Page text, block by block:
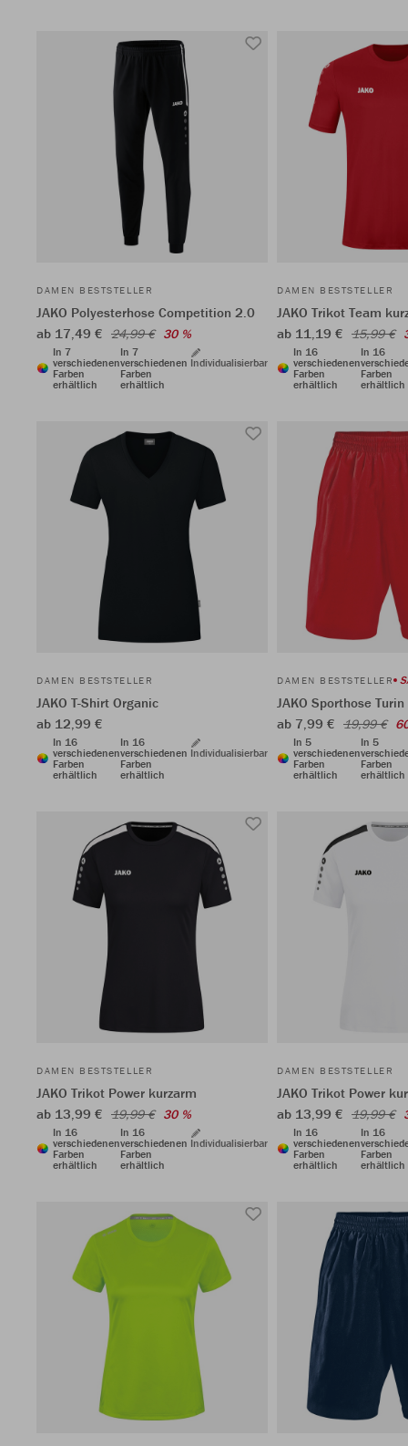
DAMEN BESTSTELLER
JAKO Polyesterhose Competition 2.0
ab 17,49 € 24,99 € 30 %
In 7
verschiedenen
Farben
erhältlich
In 7
verschiedenen
Farben
erhältlich
Individualisierbar
DAMEN BESTSTELLER
JAKO Trikot Team
ab 11,19 € 15,99 €
In 16
verschiedenen
Farben
erhältlich
In 16
Farben
erhältlich
DAMEN BESTSTELLER
JAKO T-Shirt Organic
ab 12,99 €
In 16
verschiedenen
Farben
erhältlich
In 16
verschiedenen
Farben
erhältlich
Individualisierbar
DAMEN BESTSTELLER
JAKO Sporthose
ab 7,99 € 19,99 €
In 5
verschiedenen
Farben
erhältlich
In 5
Farben
erhältlich
DAMEN BESTSTELLER
JAKO Trikot Power kurzarm
ab 13,99 € 19,99 € 30 %
In 16
verschiedenen
Farben
erhältlich
In 16
verschiedenen
Farben
erhältlich
Individualisierbar
DAMEN BESTSTELLER
JAKO Trikot Power
ab 13,99 € 19,99 €
In 16
verschiedenen
Farben
erhältlich
In 16
Farben
erhältlich